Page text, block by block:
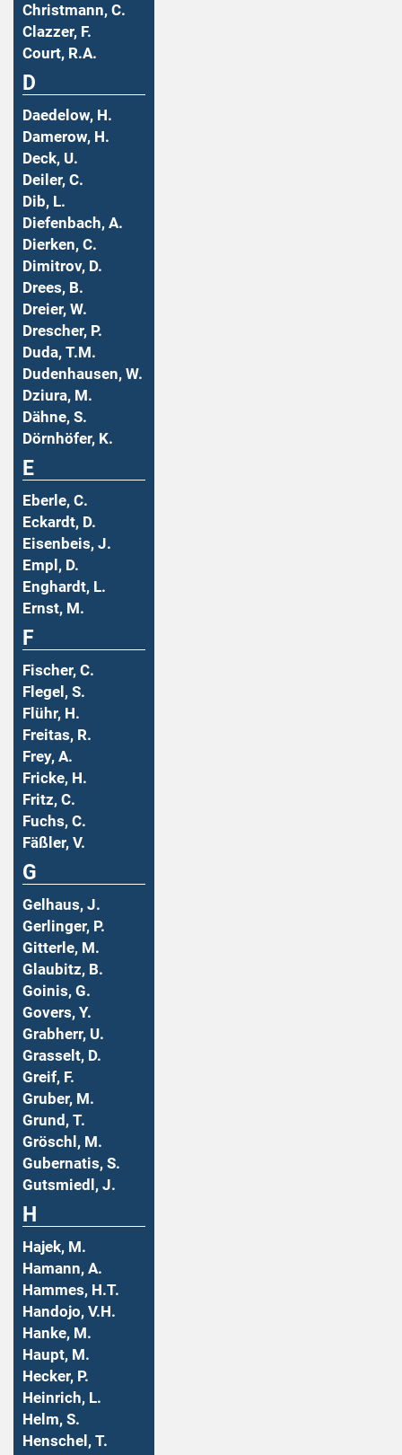
Christmann, C.
Clazzer, F.
Court, R.A.
D
Daedelow, H.
Damerow, H.
Deck, U.
Deiler, C.
Dib, L.
Diefenbach, A.
Dierken, C.
Dimitrov, D.
Drees, B.
Dreier, W.
Drescher, P.
Duda, T.M.
Dudenhausen, W.
Dziura, M.
Dähne, S.
Dörnhöfer, K.
E
Eberle, C.
Eckardt, D.
Eisenbeis, J.
Empl, D.
Enghardt, L.
Ernst, M.
F
Fischer, C.
Flegel, S.
Flühr, H.
Freitas, R.
Frey, A.
Fricke, H.
Fritz, C.
Fuchs, C.
Fäßler, V.
G
Gelhaus, J.
Gerlinger, P.
Gitterle, M.
Glaubitz, B.
Goinis, G.
Govers, Y.
Grabherr, U.
Grasselt, D.
Greif, F.
Gruber, M.
Grund, T.
Gröschl, M.
Gubernatis, S.
Gutsmiedl, J.
H
Hajek, M.
Hamann, A.
Hammes, H.T.
Handojo, V.H.
Hanke, M.
Haupt, M.
Hecker, P.
Heinrich, L.
Helm, S.
Henschel, T.